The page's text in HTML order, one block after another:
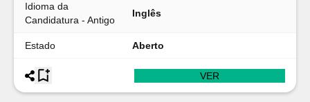
Idioma da
Candidatura - Antigo
Inglês
Estado Aberto
VER